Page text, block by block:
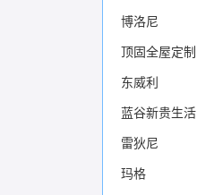
博洛尼
顶固全屋定制
东威利
蓝谷新贵生活
雷狄尼
玛格